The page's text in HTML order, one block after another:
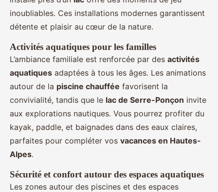
inoubliables. Ces installations modernes garantissent
détente et plaisir au cœur de la nature.
Activités aquatiques pour les familles
L’ambiance familiale est renforcée par des activités
aquatiques adaptées à tous les âges. Les animations
autour de la piscine chauffée favorisent la
convivialité, tandis que le lac de Serre-Ponçon invite
aux explorations nautiques. Vous pourrez profiter du
kayak, paddle, et baignades dans des eaux claires,
parfaites pour compléter vos vacances en Hautes-
Alpes.
Sécurité et confort autour des espaces aquatiques
Les zones autour des piscines et des espaces